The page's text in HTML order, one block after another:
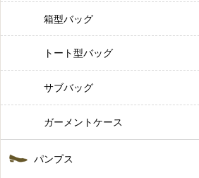
箱型バッグ
トート型バッグ
サブバッグ
ガーメントケース
パンプス